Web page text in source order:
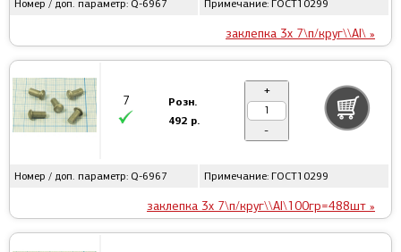
Номер / доп. параметр: Q-6967 Примечание: ГОСТ10299
заклепка 3x 7\п/круг\\Al\ »
Номер / доп. параметр: Q-6967 Примечание: ГОСТ10299
заклепка 3x 7\п/круг\\Al\100гр=488шт »
7
Розн.
492 р.
+
-